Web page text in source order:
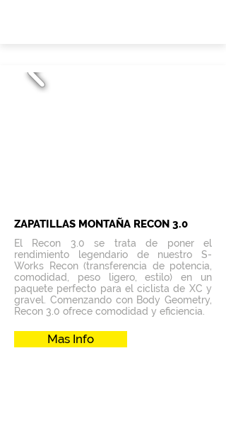
ZAPATILLAS MONTAÑA RECON 3.0
El Recon 3.0 se trata de poner el
rendimiento legendario de nuestro S-
Works Recon (transferencia de potencia,
comodidad, peso ligero, estilo) en un
paquete perfecto para el ciclista de XC y
gravel. Comenzando con Body Geometry,
Recon 3.0 ofrece comodidad y eficiencia.
Mas Info